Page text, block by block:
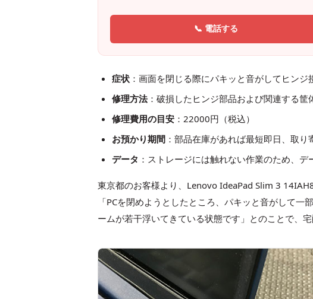
📞 電話する
症状 ：画面を閉じる際にパキッと音がしてヒン
修理方法：破損したヒンジ部品および関連する筐
修理費用の目安 ：22000円（税込）
お預かり期間 ：部品在庫があれば最短即日、取り
データ ：ストレージには触れない作業のため、デ
東京都のお客様より、Lenovo IdeaPad Slim 3
「PCを閉めようとしたところ、パキッと音がして
ームが若干浮いてきている状態です」とのことで、